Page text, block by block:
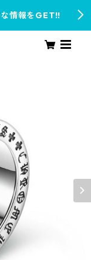
情報をGET!!